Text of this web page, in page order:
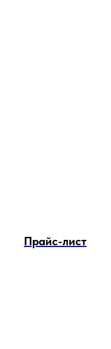
Прайс-лист